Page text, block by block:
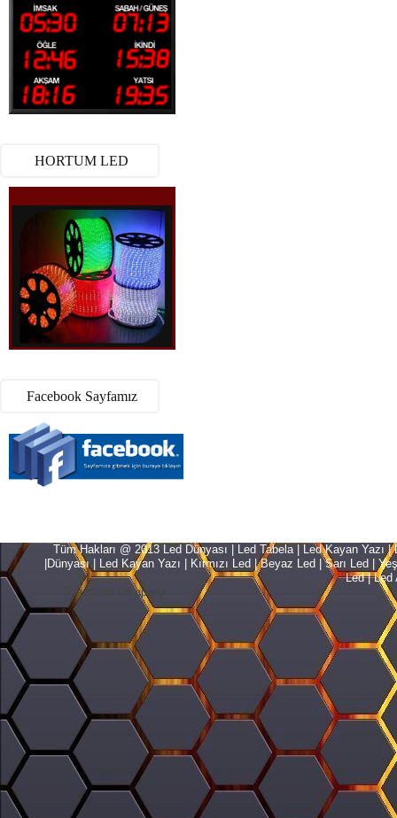
HORTUM LED
Facebook Sayfamız
Tüm Hakları @ 2013 Led Dünyası | Led Tabela | Led Kayan
|Dünyası | Led Kayan Yazı | Kırmızı Led | Beyaz Led | Sarı Led |
Led | Led
Translate Company